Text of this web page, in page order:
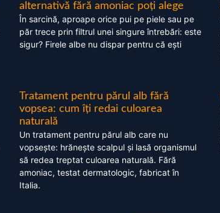
alternativă fără amoniac poți alege
În sarcină, aproape orice pui pe piele sau pe
păr trece prin filtrul unei singure întrebări: este
sigur? Firele albe nu dispar pentru că ești
Tratament pentru părul alb fără
vopsea: cum îți redai culoarea
naturală
Un tratament pentru părul alb care nu
vopsește: hrănește scalpul și lasă organismul
să redea treptat culoarea naturală. Fără
amoniac, testat dermatologic, fabricat în
Italia.